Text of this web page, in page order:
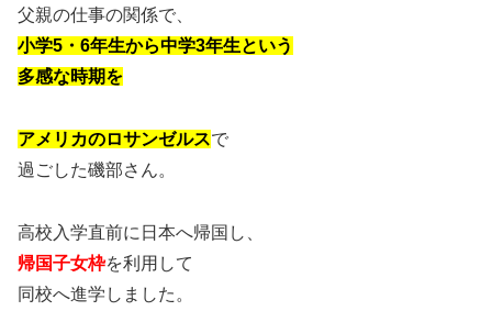
父親の仕事の関係で、
小学5・6年生から中学3年生という
多感な時期を
アメリカのロサンゼルスで
過ごした磯部さん。
高校入学直前に日本へ帰国し、
帰国子女枠を利用して
同校へ進学しました。